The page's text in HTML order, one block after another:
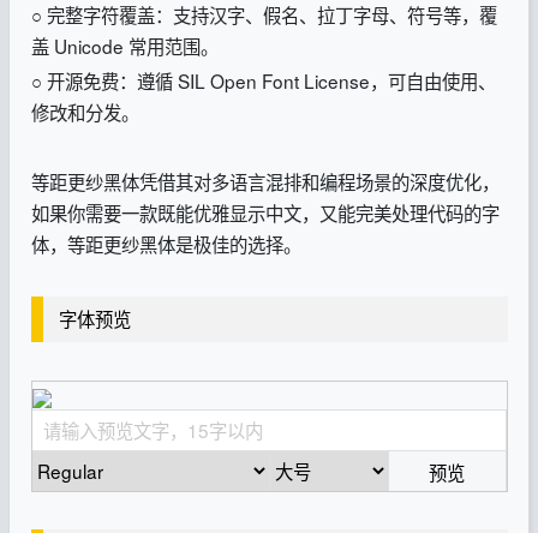
○ 完整字符覆盖：支持汉字、假名、拉丁字母、符号等，覆
盖 Unicode 常用范围。
○ 开源免费：遵循 SIL Open Font License，可自由使用、
修改和分发。
等距更纱黑体凭借其对多语言混排和编程场景的深度优化，
如果你需要一款既能优雅显示中文，又能完美处理代码的字
体，等距更纱黑体是极佳的选择。
字体预览
预览